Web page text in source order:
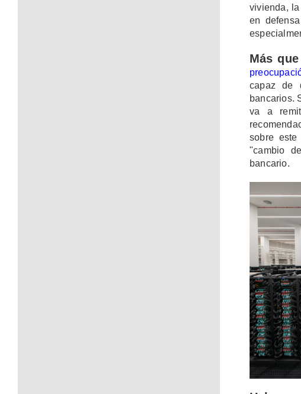
vivienda,
en
Más
capaz de
bancarios.
va a
sobre
"cambio
bancario.